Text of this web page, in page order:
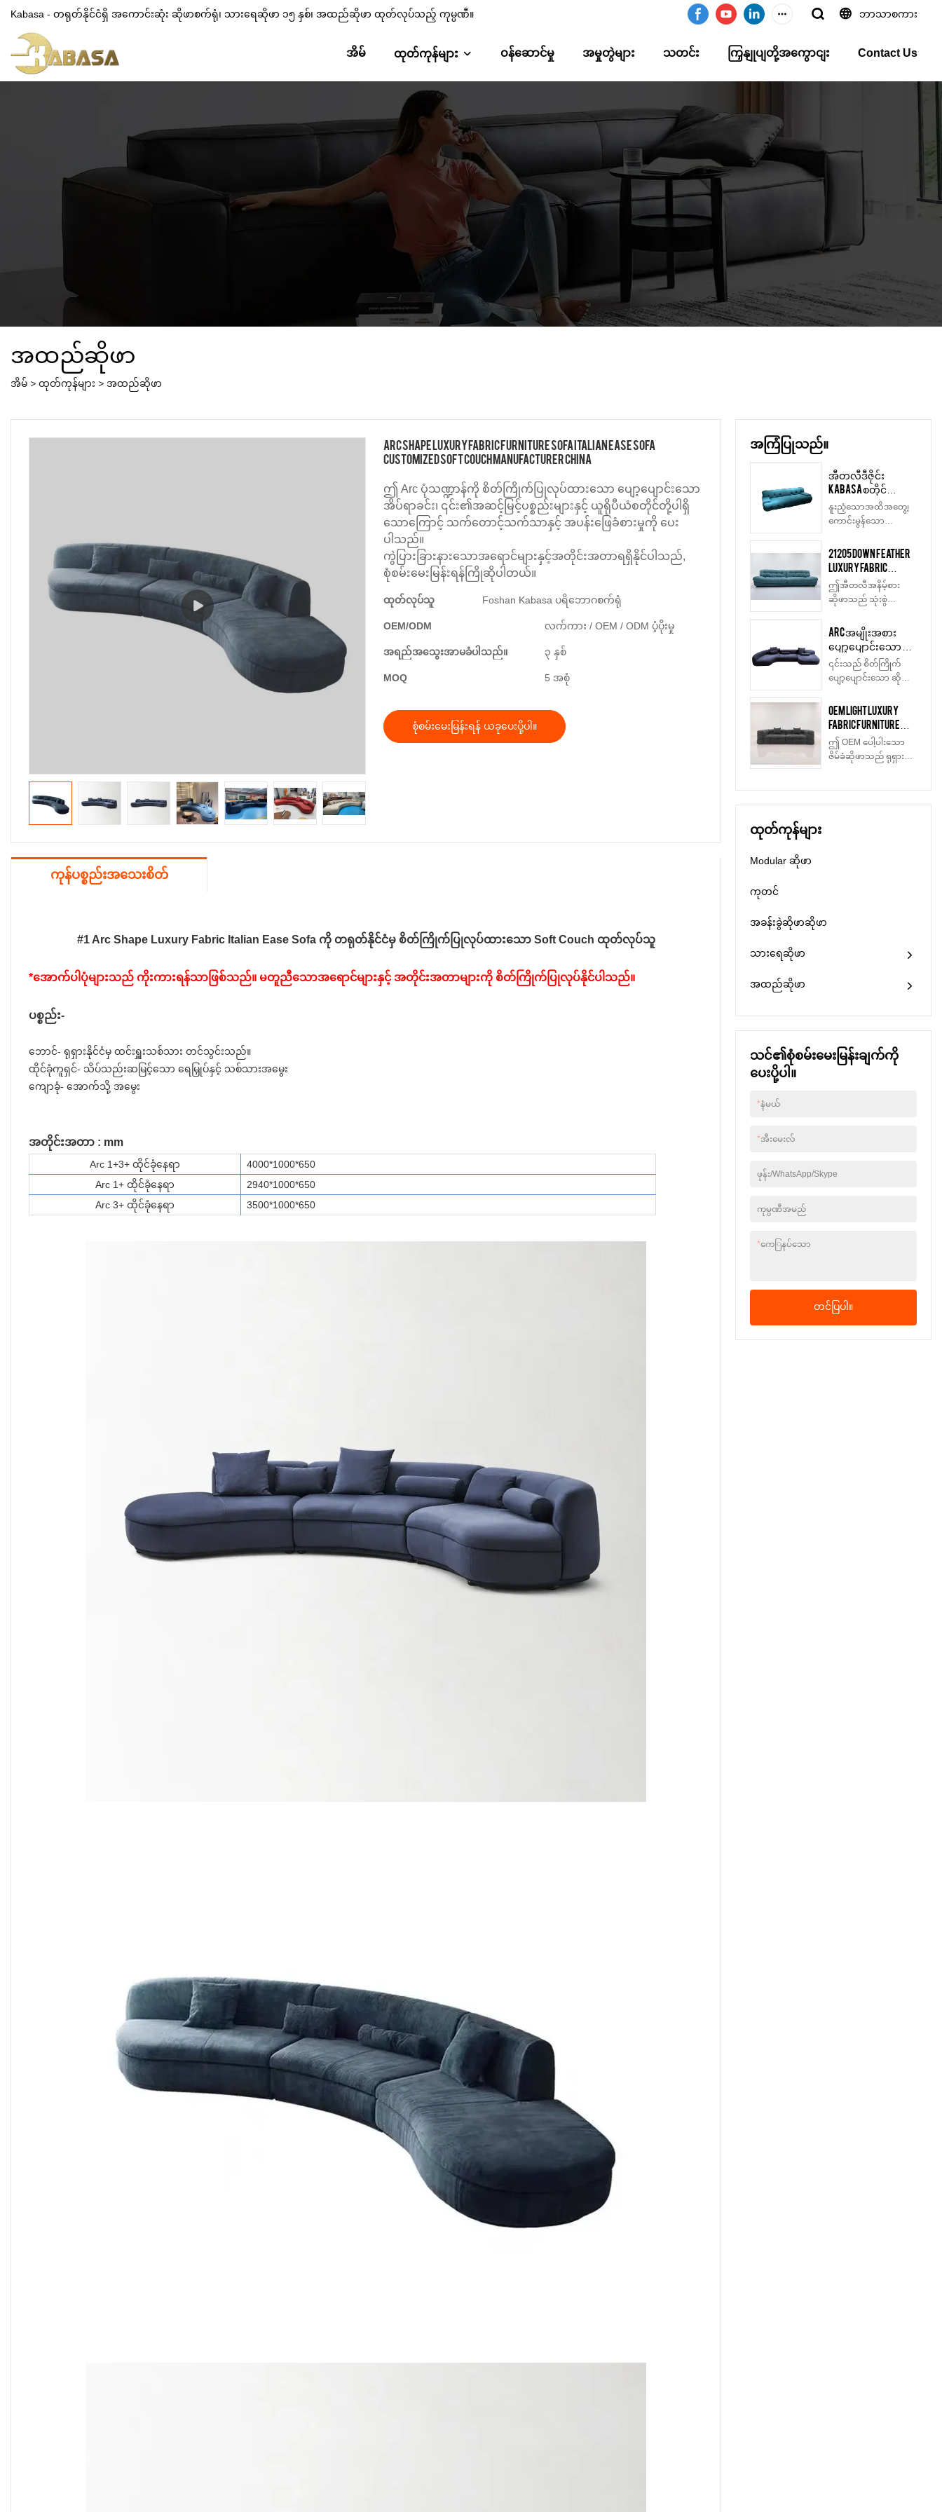
Kabasa - တရုတ်နိုင်ငံရှိ အကောင်းဆုံး ဆိုဖာစက်ရုံ၊ သားရေဆိုဖာ ၁၅ နှစ်၊ အထည်ဆိုဖာ ထုတ်လုပ်သည့် ကုမ္ပဏီ။ ဘာသာစကား
အိမ် ထုတ်ကုန်များ ဝန်ဆောင်မှု အမှုတွဲများ သတင်း ကြှနျုပျတို့အကွောငျး Contact Us
အထည်ဆိုဖာ
အိမ် > ထုတ်ကုန်များ > အထည်ဆိုဖာ
Arc Shape Luxury Fabric Furniture Sofa Italian Ease Sofa
Customized Soft Couch Manufacturer China
ဤ Arc ပုံသဏ္ဍာန်ကို စိတ်ကြိုက်ပြုလုပ်ထားသော ပျော့ပျောင်းသော
အိပ်ရာခင်း၊ ၎င်း၏အဆင့်မြင့်ပစ္စည်းများနှင့် ယူရိုပီယံစတိုင်တို့ပါရှိ
သောကြောင့် သက်တောင့်သက်သာနှင့် အပန်းဖြေခံစားမှုကို ပေး
ပါသည်။
ကွဲပြားခြားနားသောအရောင်များနှင့်အတိုင်းအတာရရှိနိုင်ပါသည်,
စုံစမ်းမေးမြန်းရန်ကြိုဆိုပါတယ်။
ထုတ်လုပ်သူ Foshan Kabasa ပရိဘောဂစက်ရုံ
OEM/ODM လက်ကား / OEM / ODM ပံ့ပိုးမှု
အရည်အသွေးအာမခံပါသည်။ ၃ နှစ်
MOQ 5 အစုံ
စုံစမ်းမေးမြန်းရန် ယခုပေးပို့ပါ။
ကုန်ပစ္စည်းအသေးစိတ်
#1 Arc Shape Luxury Fabric Italian Ease Sofa ကို တရုတ်နိုင်ငံမှ စိတ်ကြိုက်ပြုလုပ်ထားသော Soft Couch ထုတ်လုပ်သူ
*အောက်ပါပုံများသည် ကိုးကားရန်သာဖြစ်သည်။ မတူညီသောအရောင်များနှင့် အတိုင်းအတာများကို စိတ်ကြိုက်ပြုလုပ်နိုင်ပါသည်။
ပစ္စည်း-
ဘောင်- ရုရှားနိုင်ငံမှ ထင်းရှူးသစ်သား တင်သွင်းသည်။
ထိုင်ခုံကူရှင်- သိပ်သည်းဆမြင့်သော ရေမြှုပ်နှင့် သစ်သားအမွေး
ကျောခုံ- အောက်သို့ အမွေး
အတိုင်းအတာ : mm
Arc 1+3+ ထိုင်ခုံနေရာ
4000*1000*650
Arc 1+ ထိုင်ခုံနေရာ
2940*1000*650
Arc 3+ ထိုင်ခုံနေရာ
3500*1000*650
အကြံပြုသည်။
အီတလီဒီဇိုင်း
KABASA စတိုင်
အရည်အသွေးမြင့်
အထည်အလိပ်
ဟိုတယ် 3 ထိုင်ခုံ
ဧည့်ခန်း ဆိုဖာများ
ပရိဘောဂအစုံ #2109
နူးညံ့သောအထိအတွေ့၊
ကောင်းမွန်သော
ရည်၊ တိမ်တိုက်ပေါ်တွင်
ထိုင်နေရသကဲ့သို့
လေဝင်လေထွက်ကောင်း၊
အရေပြားနှင့်လိုက်ဖက်
သဟဇာတဖြစ်ပြီး ဘေး
ကင်းကာ၊ အထူး
ကောင်းမွန်သော အပူနှင့်
အစိုဓာတ်ကို စိမ့်ဝင်နိုင်
21205 Down Feather
Luxury Fabric
Furniture ဆိုဖာ
ဧည့်ခန်း အီတာလျံ
Minimalism Milano
ထုတ်လုပ်သူ
ဤအီတလီအနိမ့်စား
ဆိုဖာသည် သုံးစွဲ
များ၊ ကျေနပ်နှစ်သိမ့်မှု
နှင့် သက်တောင့်
သက်သာရှိမှုတို့ကို
ဖြည့်ဆည်းပေးသည်။
ခေတ်မီဒီဇိုင်းနှင့် လူ
ဖြင့် နိုင်ငံတကာဈေးကွက်
တွင် ရှယ်ယာ
ကောင်းကောင်းရရှိပြီး
အသေးစိတ်
Arc အမျိုးအစား
ပျော့ပျောင်းသော အီ
တလီ အိပ်ရာခင်း ဇိမ်ခံ
ထည် ပရိဘောဂ ဆိုဖာ
သက်တောင့်
ဆိုဖာ ထုတ်လုပ်သူ
Chaise Lounge နှင့်
အတူ
၎င်းသည် စိတ်ကြိုက်
ပျော့ပျောင်းသော ဆိုဖာ
မြင့် ပစ္စည်းများနှင့်
လတ်ဆတ်သော အရောင်
အရွယ်အစားများကို
ကျေနပ်နိုင်ပါသည်။
သင့်အား ပေါ့ပါးသော
အထိအတွေ့နှင့် ချိုမြိန်
OEM Light Luxury
Fabric Furniture
ဆိုဖာ အီတလီစတိုင်
အိပ်ရာခင်း
Chesterfield Shape
ထုတ်လုပ်သူ #22115
ဤ OEM ပေါ့ပါးသော
ဇိမ်ခံဆိုဖာသည် ရုရှား
ထုတ်ကုန်များ
Modular ဆိုဖာ
ကုတင်
အခန်းခွဲဆိုဖာဆိုဖာ
သားရေဆိုဖာ
အထည်ဆိုဖာ
သင်၏စုံစမ်းမေးမြန်းချက်ကို
ပေးပို့ပါ။
*နံမယ်
*အီးမေးလ်
ဖုန်း/WhatsApp/Skype
ကုမ္ပဏီအမည်
*ကေြနပ်သော
တင်ပြပါ။